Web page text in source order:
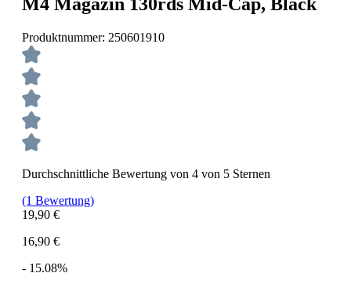
Produktnummer: 250601910
Durchschnittliche Bewertung von 4 von 5 Sternen
(1 Bewertung)
19,90 €
16,90 €
- 15.08%